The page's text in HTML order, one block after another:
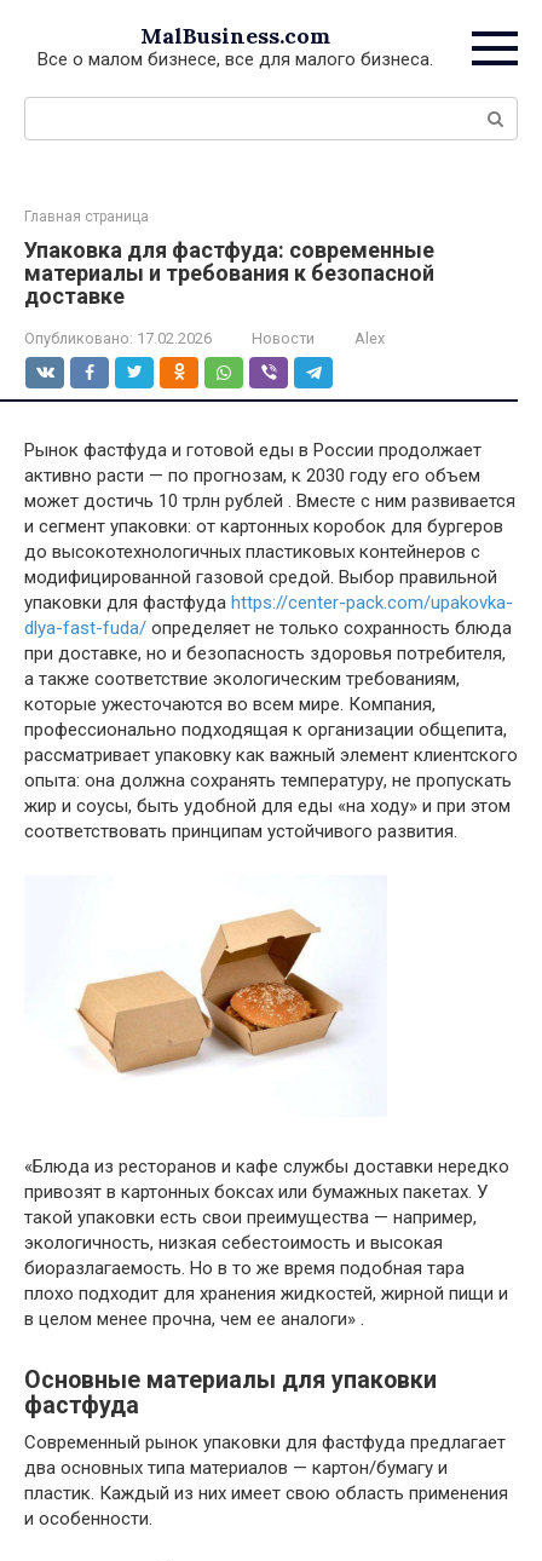
контенту
MalBusiness.com
Все о малом бизнесе, все для малого бизнеса.
Поиск:
Главная страница
Упаковка для фастфуда: современные
материалы и требования к безопасной
доставке
Опубликовано: 17.02.2026 Новости Alex
Рынок фастфуда и готовой еды в России продолжает
активно расти — по прогнозам, к 2030 году его объем
может достичь 10 трлн рублей . Вместе с ним развивается
и сегмент упаковки: от картонных коробок для бургеров
до высокотехнологичных пластиковых контейнеров с
модифицированной газовой средой. Выбор правильной
упаковки для фастфуда https://center-pack.com/upakovka-
dlya-fast-fuda/ определяет не только сохранность блюда
при доставке, но и безопасность здоровья потребителя,
а также соответствие экологическим требованиям,
которые ужесточаются во всем мире. Компания,
профессионально подходящая к организации общепита,
рассматривает упаковку как важный элемент клиентского
опыта: она должна сохранять температуру, не пропускать
жир и соусы, быть удобной для еды «на ходу» и при этом
соответствовать принципам устойчивого развития.
«Блюда из ресторанов и кафе службы доставки нередко
привозят в картонных боксах или бумажных пакетах. У
такой упаковки есть свои преимущества — например,
экологичность, низкая себестоимость и высокая
биоразлагаемость. Но в то же время подобная тара
плохо подходит для хранения жидкостей, жирной пищи и
в целом менее прочна, чем ее аналоги» .
Основные материалы для упаковки
фастфуда
Современный рынок упаковки для фастфуда предлагает
два основных типа материалов — картон/бумагу и
пластик. Каждый из них имеет свою область применения
и особенности.